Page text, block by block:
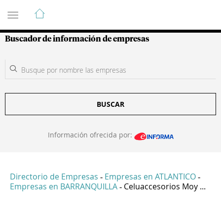
Guía de Empresas Colombianas
Buscador de información de empresas
BUSCAR
Información ofrecida por:
Directorio de Empresas - Empresas en ATLANTICO -
Empresas en BARRANQUILLA - Celuaccesorios Moy ...